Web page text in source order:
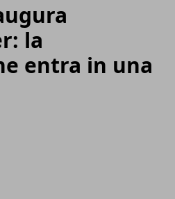
la
entra in una